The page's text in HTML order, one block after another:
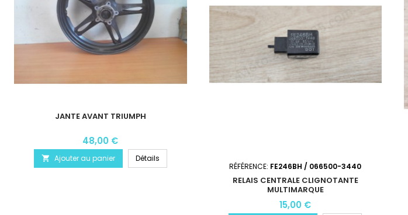
JANTE AVANT TRIUMPH
48,00 €
 Ajouter au panier Détails
RÉFÉRENCE: FE246BH / 066500-3440
RELAIS CENTRALE CLIGNOTANTE
MULTIMARQUE
15,00 €